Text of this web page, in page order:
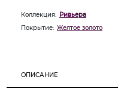
Коллекция: Ривьера
Покрытие: Желтое золото
ОПИСАНИЕ